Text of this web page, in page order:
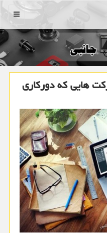
منو
هایی كه دوركاری